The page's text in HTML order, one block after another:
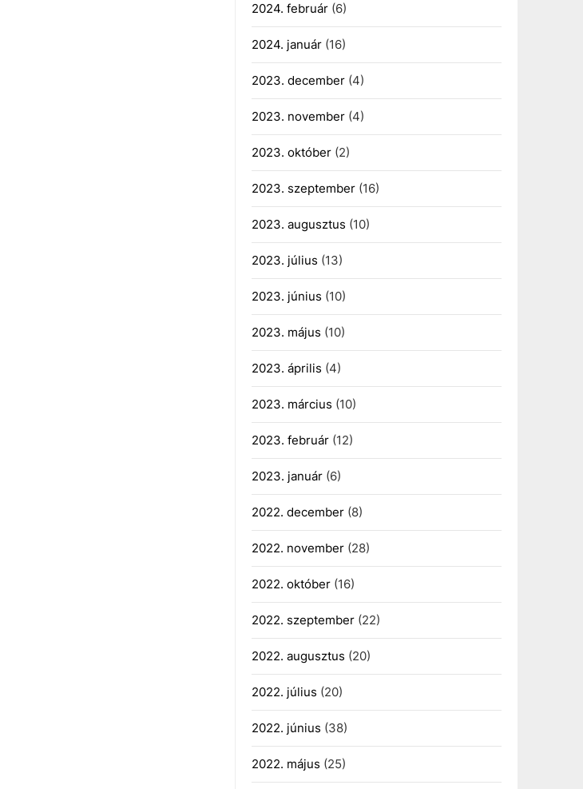
2024. február(6)
2024. január(16)
2023. december(4)
2023. november(4)
2023. október(2)
2023. szeptember(16)
2023. augusztus (10)
2023. július (13)
2023. június (10)
2023. május (10)
2023. április (4)
2023. március (10)
2023. február(12)
2023. január(6)
2022. december(8)
2022. november(28)
2022. október(16)
2022. szeptember(22)
2022. augusztus (20)
2022. július (20)
2022. június (38)
2022. május (25)